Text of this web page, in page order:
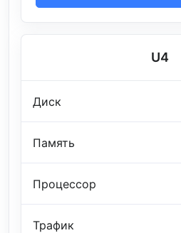
U4
Диск
Память
Процессор
Трафик